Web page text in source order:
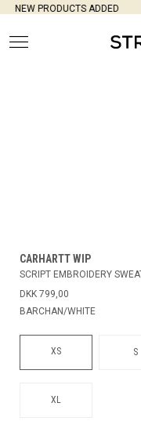
NEW PRODUCTS ADDED
CARHARTT WIP
SCRIPT EMBROIDERY
DKK 799,00
BARCHAN/WHITE
XS S
XL